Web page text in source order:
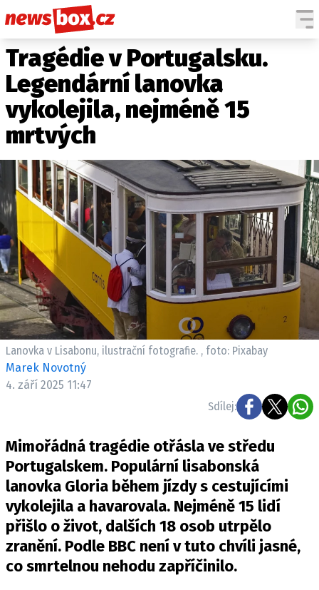
DOMÁCÍ
ZAHRANIČÍ
POČASÍ
KRIMI
EKONOMIKA
KULTURA
SPOLEČNOST
SPORT
ČESKÉ CELEBRITY
SLEDUJTE NÁS NA|
Máte příběh, fotku nebo video?
Pošlete e-mail na newsbox.cz
VYDAVATEL
INZERCE
OSOBNÍ ÚDAJE / COOKIES
VOLNÁ MÍSTA
Tragédie v Portugalsku.
Legendární lanovka
vykolejila, nejméně 15
mrtvých
Lanovka v Lisabonu, ilustrační fotografie. , foto: Pixabay
Marek Novotný
4. září 2025 11:47
Sdílej:
Mimořádná tragédie otřásla ve středu
Portugalskem. Populární lisabonská
lanovka Gloria během jízdy s cestujícími
vykolejila a havarovala. Nejméně 15 lidí
přišlo o život, dalších 18 osob utrpělo
zranění. Podle BBC není v tuto chvíli jasné,
co smrtelnou nehodu zapříčinilo.